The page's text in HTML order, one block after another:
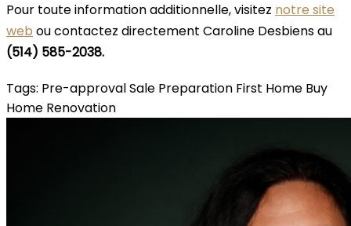
Pour toute information additionnelle, visitez notre site
web ou contactez directement Caroline Desbiens au
(514) 585-2038.
Tags: Pre-approvalSale Preparation First Home Buy
Home Renovation